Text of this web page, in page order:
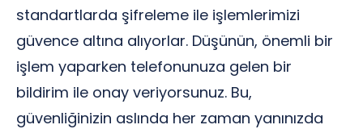
standartlarda şifreleme ile işlemlerimizi
güvence altına alıyorlar. Düşünün, önemli bir
işlem yaparken telefonunuza gelen bir
bildirim ile onay veriyorsunuz. Bu,
güvenliğinizin aslında her zaman yanınızda